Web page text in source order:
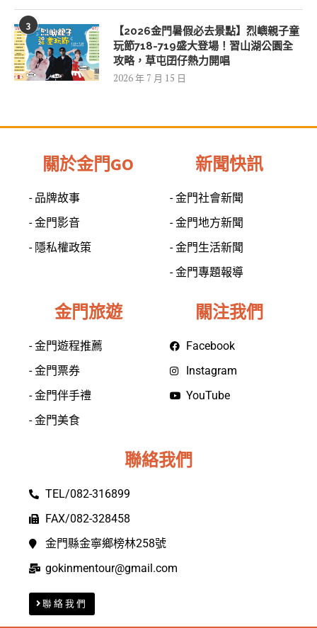
3
【2026金門暑假必去景點】烈嶼親子童
玩節718-719盛大登場！習山湖公園全
攻略，草屯囝仔熱力開唱
2026 年 7 月 15 日
關於金門GO
- 品牌故事
- 金門影音
- 隱私權政策
新聞快訊
- 金門社會新聞
- 金門地方新聞
- 金門生活新聞
- 金門專題報導
金門旅遊
- 金門遊程推薦
- 金門票券
- 金門伴手禮
- 金門美食
關注我們
Facebook
Instagram
YouTube
聯絡我們
TEL/082-316899
FAX/082-328458
金門縣金寧鄉榜林258號
gokinmentour@gmail.com
聯絡我們